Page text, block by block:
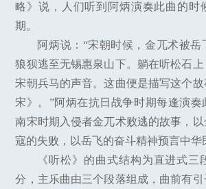
略》说，人们听到阿炳演奏此曲的时
期。
阿炳说：“宋朝时候，金兀术被岳
狼狈逃至无锡惠泉山下。躺在听松石
宋朝兵马的声音。这曲便是描写这个
宋》。”阿炳在抗日战争时期每逢演奏
南宋时期入侵者金兀术败逃的故事，以
寇的失败，以岳飞的奋斗精神预言中华
《听松》的曲式结构为直进式三
分，主乐曲由三个段落组成，曲前有引